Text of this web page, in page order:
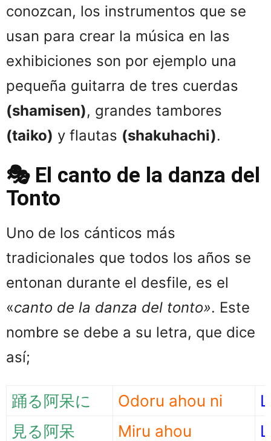
conozcan, los instrumentos que se
usan para crear la música en las
exhibiciones son por ejemplo una
pequeña guitarra de tres cuerdas
(shamisen), grandes tambores
(taiko) y flautas (shakuhachi).
🎭 El canto de la danza del
Tonto
Uno de los cánticos más
tradicionales que todos los años se
entonan durante el desfile, es el
«canto de la danza del tonto». Este
nombre se debe a su letra, que dice
así;
踊る阿呆に Odoru ahou ni
見る阿呆
Miru ahou